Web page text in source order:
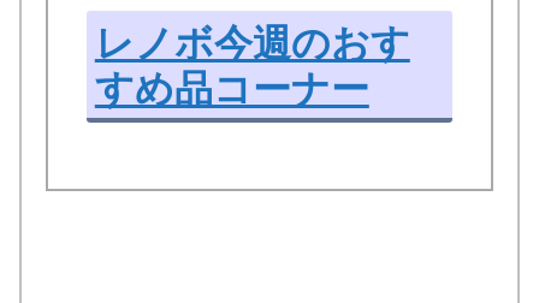
レノボ今週のおす
すめ品コーナー